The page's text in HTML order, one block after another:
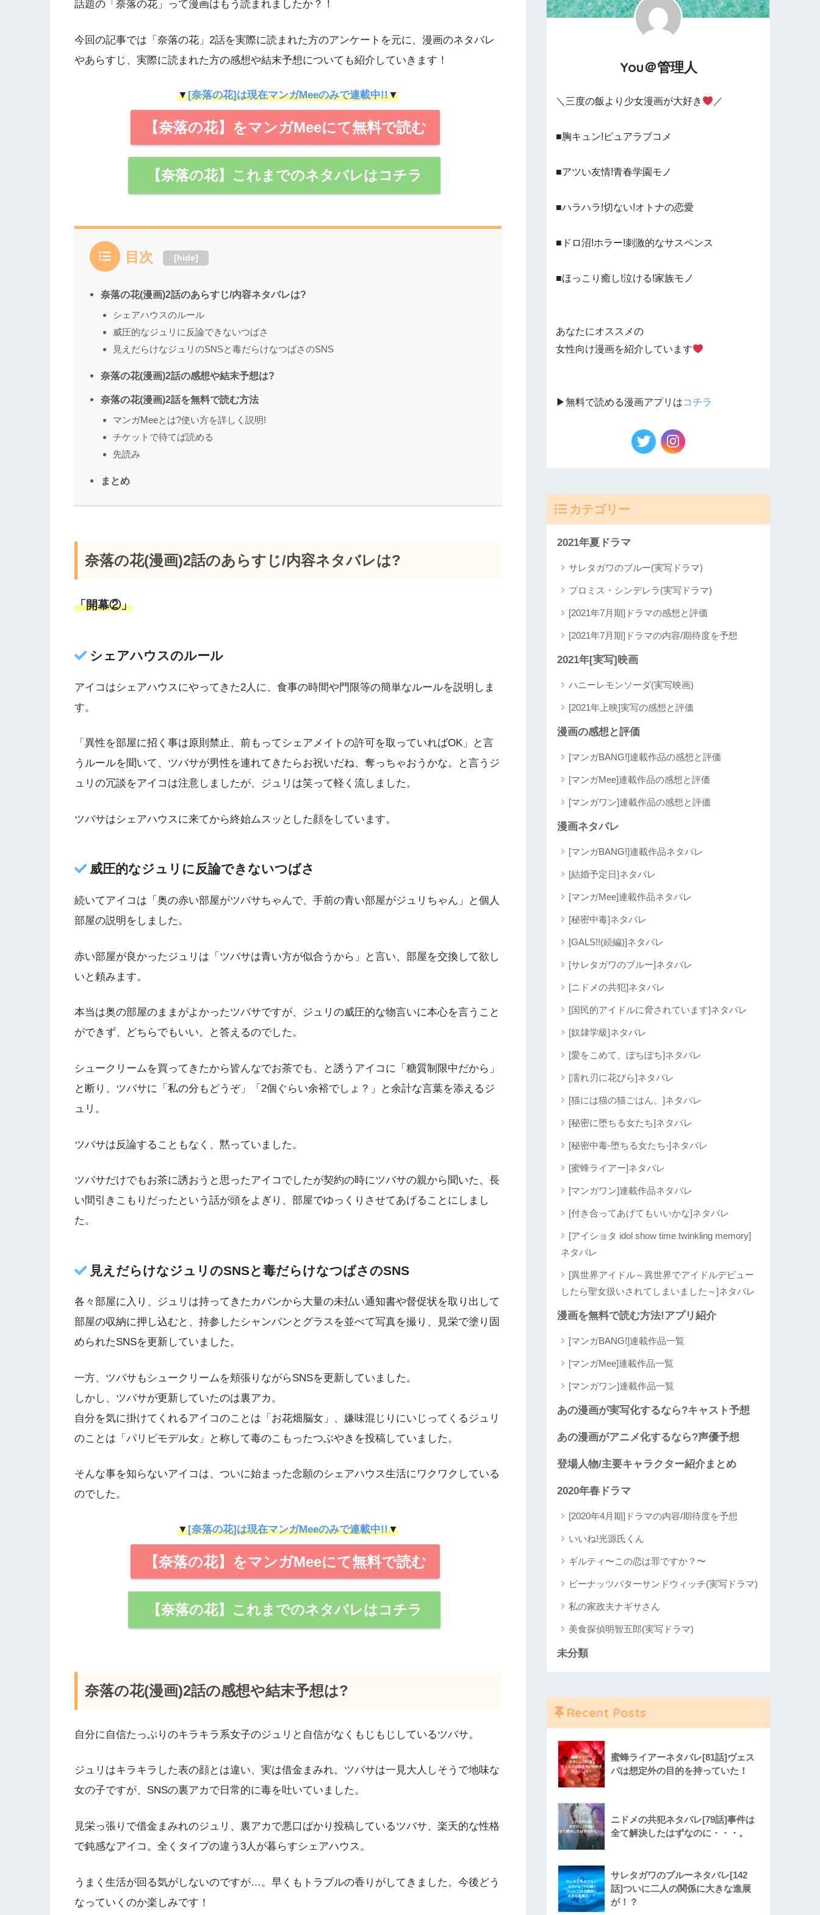
話題の「奈落の花」って漫画はもう読まれましたか？！
今回の記事では「奈落の花」2話を実際に読まれた方のアンケートを元に、漫画のネタバレ
やあらすじ、実際に読まれた方の感想や結末予想についても紹介していきます！
▼[奈落の花]は現在マンガMeeのみで連載中!!▼
【奈落の花】をマンガMeeにて無料で読む
【奈落の花】これまでのネタバレはコチラ
目次 [hide]
奈落の花(漫画)2話のあらすじ/内容ネタバレは?
シェアハウスのルール
威圧的なジュリに反論できないつばさ
見えだらけなジュリのSNSと毒だらけなつばさのSNS
奈落の花(漫画)2話の感想や結末予想は?
奈落の花(漫画)2話を無料で読む方法
マンガMeeとは?使い方を詳しく説明!
チケットで待てば読める
先読み
まとめ
奈落の花(漫画)2話のあらすじ/内容ネタバレは?
「開幕②」
シェアハウスのルール
アイコはシェアハウスにやってきた2人に、食事の時間や門限等の簡単なルールを説明しま
す。
「異性を部屋に招く事は原則禁止、前もってシェアメイトの許可を取っていればOK」と言
うルールを聞いて、ツバサが男性を連れてきたらお祝いだね、奪っちゃおうかな。と言うジ
ュリの冗談をアイコは注意しましたが、ジュリは笑って軽く流しました。
ツバサはシェアハウスに来てから終始ムスッとした顔をしています。
威圧的なジュリに反論できないつばさ
続いてアイコは「奥の赤い部屋がツバサちゃんで、手前の青い部屋がジュリちゃん」と個人
部屋の説明をしました。
赤い部屋が良かったジュリは「ツバサは青い方が似合うから」と言い、部屋を交換して欲し
いと頼みます。
本当は奥の部屋のままがよかったツバサですが、ジュリの威圧的な物言いに本心を言うこと
ができず、どちらでもいい。と答えるのでした。
シュークリームを買ってきたから皆んなでお茶でも、と誘うアイコに「糖質制限中だから」
と断り、ツバサに「私の分もどうぞ」「2個ぐらい余裕でしょ？」と余計な言葉を添えるジ
ュリ。
ツバサは反論することもなく、黙っていました。
ツバサだけでもお茶に誘おうと思ったアイコでしたが契約の時にツバサの親から聞いた、長
い間引きこもりだったという話が頭をよぎり、部屋でゆっくりさせてあげることにしまし
た。
見えだらけなジュリのSNSと毒だらけなつばさのSNS
各々部屋に入り、ジュリは持ってきたカバンから大量の未払い通知書や督促状を取り出して
部屋の収納に押し込むと、持参したシャンパンとグラスを並べて写真を撮り、見栄で塗り固
められたSNSを更新していました。
一方、ツバサもシュークリームを頬張りながらSNSを更新していました。
しかし、ツバサが更新していたのは裏アカ。
自分を気に掛けてくれるアイコのことは「お花畑脳女」、嫌味混じりにいじってくるジュリ
のことは「パリピモデル女」と称して毒のこもったつぶやきを投稿していました。
そんな事を知らないアイコは、ついに始まった念願のシェアハウス生活にワクワクしている
のでした。
▼[奈落の花]は現在マンガMeeのみで連載中!!▼
【奈落の花】をマンガMeeにて無料で読む
【奈落の花】これまでのネタバレはコチラ
奈落の花(漫画)2話の感想や結末予想は?
自分に自信たっぷりのキラキラ系女子のジュリと自信がなくもじもじしているツバサ。
ジュリはキラキラした表の顔とは違い、実は借金まみれ。ツバサは一見大人しそうで地味な
女の子ですが、SNSの裏アカで日常的に毒を吐いていました。
見栄っ張りで借金まみれのジュリ、裏アカで悪口ばかり投稿しているツバサ、楽天的な性格
で鈍感なアイコ。全くタイプの違う3人が暮らすシェアハウス。
うまく生活が回る気がしないのですが…。早くもトラブルの香りがしてきました。今後どう
なっていくのか楽しみです！
You＠管理人
＼三度の飯より少女漫画が大好き ／
■胸キュン!ピュアラブコメ
■アツい友情!青春学園モノ
■ハラハラ!切ない!オトナの恋愛
■ドロ沼!ホラー!刺激的なサスペンス
■ほっこり癒し!泣ける!家族モノ
あなたにオススメの
女性向け漫画を紹介しています
▶︎無料で読める漫画アプリはコチラ
カテゴリー
2021年夏ドラマ
サレタガワのブルー(実写ドラマ)
プロミス・シンデレラ(実写ドラマ)
[2021年7月期]ドラマの感想と評価
[2021年7月期]ドラマの内容/期待度を予想
2021年[実写]映画
ハニーレモンソーダ(実写映画)
[2021年上映]実写の感想と評価
漫画の感想と評価
[マンガBANG!]連載作品の感想と評価
[マンガMee]連載作品の感想と評価
[マンガワン]連載作品の感想と評価
漫画ネタバレ
[マンガBANG!]連載作品ネタバレ
[結婚予定日]ネタバレ
[マンガMee]連載作品ネタバレ
[秘密中毒]ネタバレ
[GALS!!(続編)]ネタバレ
[サレタガワのブルー]ネタバレ
[ニドメの共犯]ネタバレ
[国民的アイドルに脅されています]ネタバレ
[奴隷学級]ネタバレ
[愛をこめて、ぼちぼち]ネタバレ
[濡れ刃に花びら]ネタバレ
[猫には猫の猫ごはん。]ネタバレ
[秘密に堕ちる女たち]ネタバレ
[秘密中毒-堕ちる女たち-]ネタバレ
[蜜蜂ライアー]ネタバレ
[マンガワン]連載作品ネタバレ
[付き合ってあげてもいいかな]ネタバレ
[アイショタ idol show time twinkling memory]
ネタバレ
[異世界アイドル～異世界でアイドルデビュー
したら聖女扱いされてしまいました～]ネタバレ
漫画を無料で読む方法!アプリ紹介
[マンガBANG!]連載作品一覧
[マンガMee]連載作品一覧
[マンガワン]連載作品一覧
あの漫画が実写化するなら?キャスト予想
あの漫画がアニメ化するなら?声優予想
登場人物/主要キャラクター紹介まとめ
2020年春ドラマ
[2020年4月期]ドラマの内容/期待度を予想
いいね!光源氏くん
ギルティ〜この恋は罪ですか？〜
ピーナッツバターサンドウィッチ(実写ドラマ)
私の家政夫ナギサさん
美食探偵明智五郎(実写ドラマ)
未分類
Recent Posts
蜜蜂ライアーネタバレ[81話]ヴェス
パは想定外の目的を持っていた！
ニドメの共犯ネタバレ[79話]事件は
全て解決したはずなのに・・・。
サレタガワのブルーネタバレ[142
話]ついに二人の関係に大きな進展
が！？